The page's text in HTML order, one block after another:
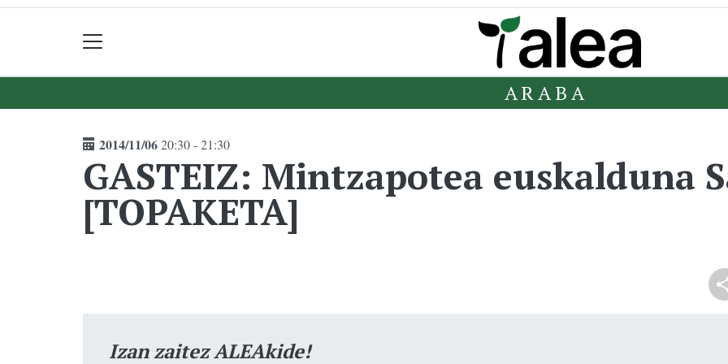
ARABA
2014/11/0620:30 - 21:30
GASTEIZ: Mintzapotea euskalduna
[TOPAKETA]
Izan zaitez ALEAkide!